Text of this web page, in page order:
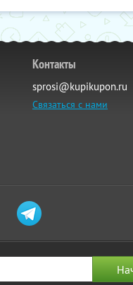
Контакты
sprosi@kupikupon.ru
Связаться с нами